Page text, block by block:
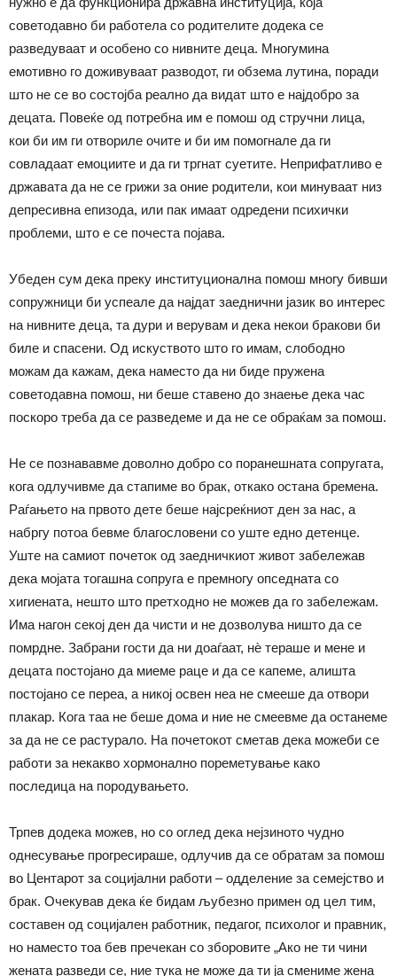
советодавно би работела со родителите додека се
разведуваат и особено со нивните деца. Многумина
емотивно го доживуваат разводот, ги обзема лутина, поради
што не се во состојба реално да видат што е најдобро за
децата. Повеќе од потребна им е помош од стручни лица,
кои би им ги отвориле очите и би им помогнале да ги
совладаат емоциите и да ги тргнат суетите. Неприфатливо е
државата да не се грижи за оние родители, кои минуваат низ
депресивна епизода, или пак имаат одредени психички
проблеми, што е се почеста појава.
Убеден сум дека преку институционална помош многу бивши
сопружници би успеале да најдат заеднични јазик во интерес
на нивните деца, та дури и верувам и дека некои бракови би
биле и спасени. Од искуството што го имам, слободно
можам да кажам, дека наместо да ни биде пружена
советодавна помош, ни беше ставено до знаење дека час
поскоро треба да се разведеме и да не се обраќам за помош.
Не се познававме доволно добро со поранешната сопругата,
кога одлучивме да стапиме во брак, откако остана бремена.
Раѓањето на првото дете беше најсреќниот ден за нас, а
набргу потоа бевме благословени со уште едно детенце.
Уште на самиот почеток од заедничкиот живот забележав
дека мојата тогашна сопруга е премногу опседната со
хигиената, нешто што претходно не можев да го забележам.
Има нагон секој ден да чисти и не дозволува ништо да се
помрдне. Забрани гости да ни доаѓаат, нѐ тераше и мене и
децата постојано да миеме раце и да се капеме, алишта
постојано се переа, а никој освен неа не смееше да отвори
плакар. Кога таа не беше дома и ние не смеевме да останеме
за да не се растурало. На почетокот сметав дека можеби се
работи за некакво хормонално пореметување како
последица на породувањето.
Трпев додека можев, но со оглед дека нејзиното чудно
однесување прогресираше, одлучив да се обратам за помош
во Центарот за социјални работи – одделение за семејство и
брак. Очекував дека ќе бидам љубезно примен од цел тим,
составен од социјален работник, педагог, психолог и правник,
но наместо тоа бев пречекан со зборовите „Ако не ти чини
жената разведи се, ние тука не може да ти ја смениме жена